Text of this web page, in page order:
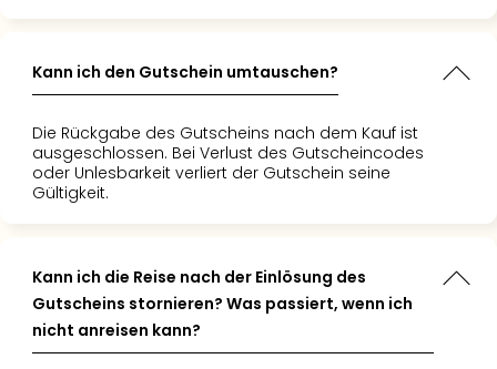
Kann ich den Gutschein umtauschen?
Die Rückgabe des Gutscheins nach dem Kauf ist
ausgeschlossen. Bei Verlust des Gutscheincodes
oder Unlesbarkeit verliert der Gutschein seine
Gültigkeit.
Kann ich die Reise nach der Einlösung des
Gutscheins stornieren? Was passiert, wenn ich
nicht anreisen kann?